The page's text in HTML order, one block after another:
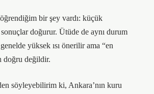
bir şey vardı: küçük
doğurur. Ütüde de aynı durum
yüksek ısı önerilir ama “en
doğru değildir.
söyleyebilirim ki, Ankara’nın kuru